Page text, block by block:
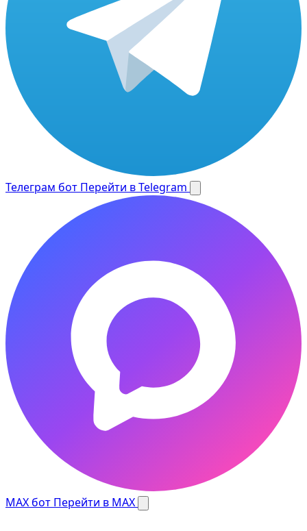
Телеграм бот Перейти в Telegram
MAX бот Перейти в MAX